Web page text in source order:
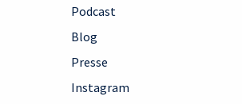
Podcast
Blog
Presse
Instagram